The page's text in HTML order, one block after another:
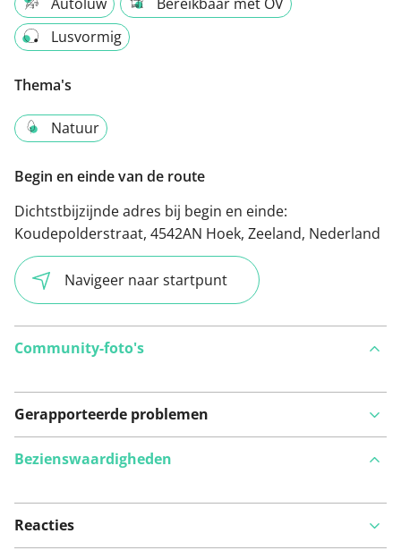
Lusvormig
Thema's
Natuur
Begin en einde van de route
Dichtstbijzijnde adres bij begin en einde:
Koudepolderstraat, 4542AN Hoek, Zeeland, Nederland
Navigeer naar startpunt
Community-foto's
Gerapporteerde problemen
Bekijk op kaart
Bezienswaardigheden
Reacties